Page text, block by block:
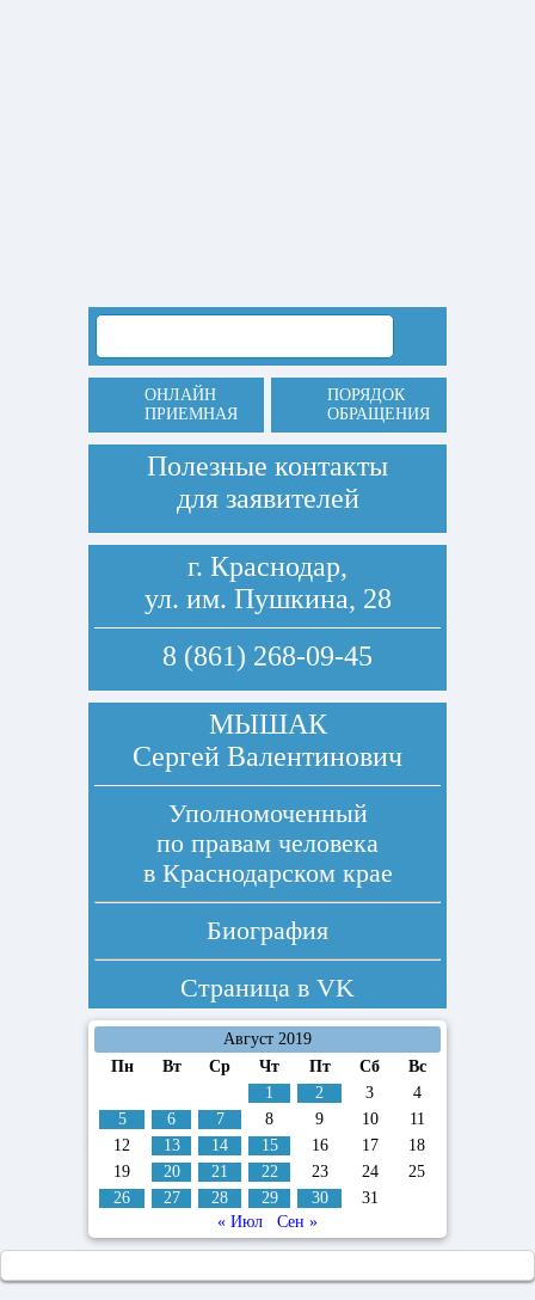
ОНЛАЙН
ПРИЕМНАЯ
ПОРЯДОК
ОБРАЩЕНИЯ
Полезные контакты
для заявителей
г. Краснодар,
ул. им. Пушкина, 28
8 (861) 268-09-45
МЫШАК
Сергей Валентинович
Уполномоченный
по правам человека
в Краснодарском крае
Биография
Страница в VK
Август 2019
Пн
Вт Ср Чт Пт Сб
Вс
1
2 3
4
5
6 7 8 9 10
11
12
13 14 15 16 17
18
19
20 21 22 23 24
25
26
27 28 29 30
31
« Июл
Сен »